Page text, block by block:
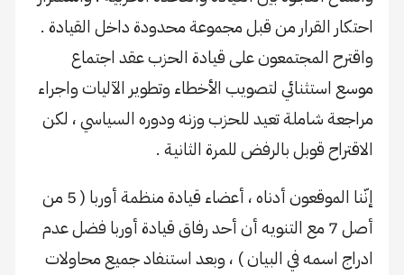
احتكار القرار من قبل مجموعة محدودة داخل القيادة .
واقترح المجتمعون على قيادة الحزب عقد اجتماع
موسع استثنائي لتصويب الأخطاء وتطوير الآليات واجراء
مراجعة شاملة تعيد للحزب وزنه ودوره السياسي ، لكن
الاقتراح قوبل بالرفض للمرة الثانية .
إنّنا الموقعون أدناه ، أعضاء قيادة منظمة أوربا ( 5 من
أصل 7 مع التنويه أن أحد رفاق قيادة أوربا فضل عدم
ادراج اسمه في البيان ) ، وبعد استنفاد جميع محاولات